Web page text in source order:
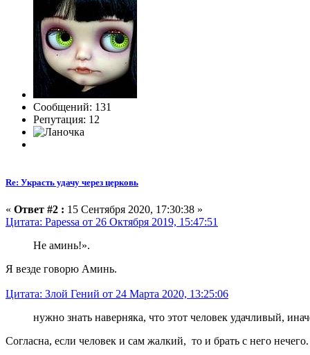
Сообщений: 131
Репутация: 12
Re: Украсть удачу через церковь
« Ответ #2 : 15 Сентября 2020, 17:30:38 »
Цитата: Papessa от 26 Октября 2019, 15:47:51
Не аминь!».
Я везде говорю Аминь.
Цитата: Злой Гений от 24 Марта 2020, 13:25:06
нужно знать наверняка, что этот человек удачливый,
Согласна, если человек и сам жалкий, то и брать с него